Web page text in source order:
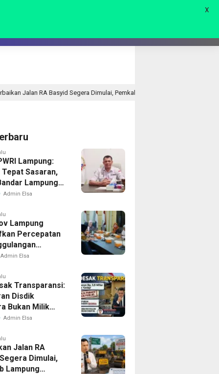
Segera Dimulai, Pemkab Lampung Selatan Pastikan Mobilitas Warga
Lampung:
Tepat Sasaran,
Lampung
Sorotan
Admin Elsa
Lampung
Percepatan
di
Admin Elsa
Transparansi:
Disdik
Bukan Milik
Milik Publik
Admin Elsa
Jalan RA
Dimulai,
Lampung
X